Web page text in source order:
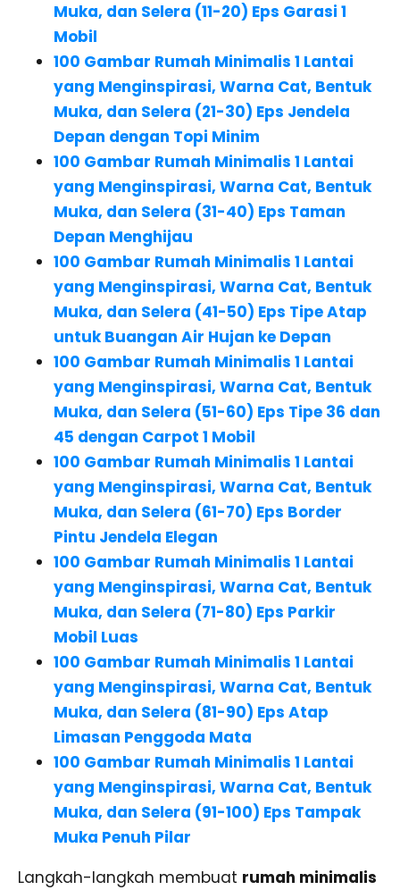
Muka, dan Selera (11-20) Eps Garasi 1
Mobil
100 Gambar Rumah Minimalis 1 Lantai
yang Menginspirasi, Warna Cat, Bentuk
Muka, dan Selera (21-30) Eps Jendela
Depan dengan Topi Minim
100 Gambar Rumah Minimalis 1 Lantai
yang Menginspirasi, Warna Cat, Bentuk
Muka, dan Selera (31-40) Eps Taman
Depan Menghijau
100 Gambar Rumah Minimalis 1 Lantai
yang Menginspirasi, Warna Cat, Bentuk
Muka, dan Selera (41-50) Eps Tipe Atap
untuk Buangan Air Hujan ke Depan
100 Gambar Rumah Minimalis 1 Lantai
yang Menginspirasi, Warna Cat, Bentuk
Muka, dan Selera (51-60) Eps Tipe 36 dan
45 dengan Carpot 1 Mobil
100 Gambar Rumah Minimalis 1 Lantai
yang Menginspirasi, Warna Cat, Bentuk
Muka, dan Selera (61-70) Eps Border
Pintu Jendela Elegan
100 Gambar Rumah Minimalis 1 Lantai
yang Menginspirasi, Warna Cat, Bentuk
Muka, dan Selera (71-80) Eps Parkir
Mobil Luas
100 Gambar Rumah Minimalis 1 Lantai
yang Menginspirasi, Warna Cat, Bentuk
Muka, dan Selera (81-90) Eps Atap
Limasan Penggoda Mata
100 Gambar Rumah Minimalis 1 Lantai
yang Menginspirasi, Warna Cat, Bentuk
Muka, dan Selera (91-100) Eps Tampak
Muka Penuh Pilar
Langkah-langkah membuat rumah minimalis